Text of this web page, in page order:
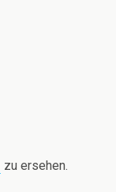
zu ersehen.